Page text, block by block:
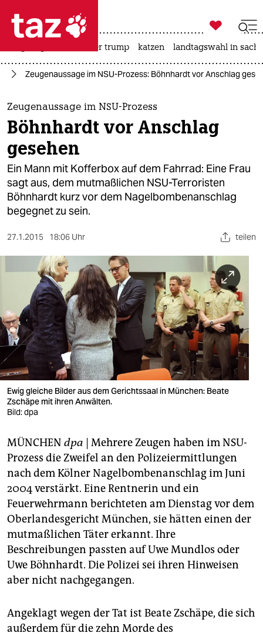
 taz zahl ich
taz zahl ich
themen
politik
öko
gesellschaft
kultur
sport
berlin
wahrheit
verlag
verlag
veranstaltungen
shop
fragen & hilfe
unterstützen
abo
genossenschaft
epaper login

taz zahl ich
usa unter trump katzen landtagswahl in
Zeugenaussage im NSU-Prozess: Böhnhardt vor Anschlag
Zeugenaussage im NSU-Prozess
Böhnhardt vor Anschlag
gesehen
Ein Mann mit Kofferbox auf dem Fahrrad: Eine Frau
sagt aus, dem mutmaßlichen NSU-Terroristen
Böhnhardt kurz vor dem Nagelbombenanschlag
begegnet zu sein.
27.1.2015 18:06 Uhr teilen
Ewig gleiche Bilder aus dem Gerichtssaal in München: Beate
Zschäpe mit ihren Anwälten.
Bild: dpa
MÜNCHEN dpa | Mehrere Zeugen haben im NSU-
Prozess die Zweifel an den Polizeiermittlungen
nach dem Kölner Nagelbombenanschlag im Juni
2004 verstärkt. Eine Rentnerin und ein
Feuerwehrmann berichteten am Dienstag vor dem
Oberlandesgericht München, sie hätten einen der
mutmaßlichen Täter erkannt. Ihre
Beschreibungen passten auf Uwe Mundlos oder
Uwe Böhnhardt. Die Polizei sei ihren Hinweisen
aber nicht nachgegangen.
Angeklagt wegen der Tat ist Beate Zschäpe, die sich
außerdem für die zehn Morde des